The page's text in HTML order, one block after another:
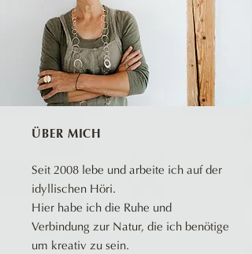
ÜBER MICH
Seit 2008 lebe und arbeite ich auf der
idyllischen Höri.
Hier habe ich die Ruhe und
Verbindung zur Natur, die ich benötige
um kreativ zu sein.